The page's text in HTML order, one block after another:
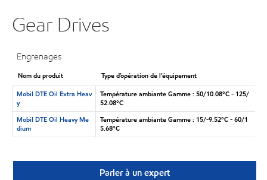
Gear Drives
Engrenages
Nom du produit
Type d’opération de l’équipement
Mobil DTE Oil Extra Heav
y
Température ambiante Gamme : 50/10.08°C - 125/
52.08°C
Mobil DTE Oil Heavy Me
dium
Température ambiante Gamme : 15/-9.52°C - 60/1
5.68°C
Parler à un expert